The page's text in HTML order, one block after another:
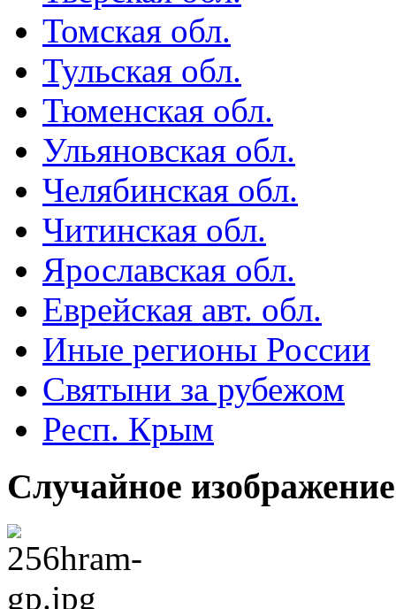
Томская обл.
Тульская обл.
Тюменская обл.
Ульяновская обл.
Челябинская обл.
Читинская обл.
Ярославская обл.
Еврейская авт. обл.
Иные регионы России
Святыни за рубежом
Респ. Крым
Случайное изображение